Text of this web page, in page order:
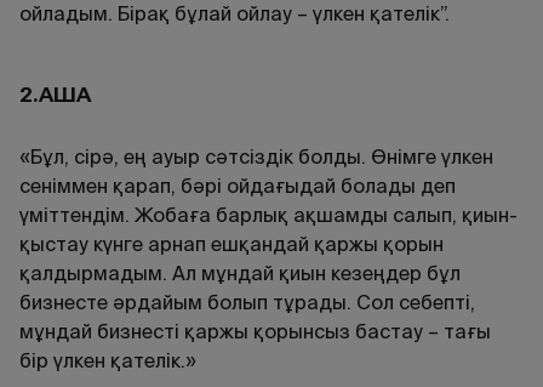
ойладым. Бірақ бұлай ойлау – үлкен қателік”.
2.АҚША
«Бұл, сірә, ең ауыр сәтсіздік болды. Өнімге үлкен
сеніммен қарап, бәрі ойдағыдай болады деп
үміттендім. Жобаға барлық ақшамды салып, қиын-
қыстау күнге арнап ешқандай қаржы қорын
қалдырмадым. Ал мұндай қиын кезеңдер бұл
бизнесте әрдайым болып тұрады. Сол себепті,
мұндай бизнесті қаржы қорынсыз бастау – тағы
бір үлкен қателік.»